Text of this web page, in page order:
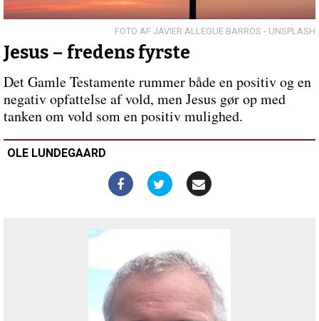
indlæg:
med
dem,
der
tænder
det
laveste
os
JAVIER ALLEGUE BARROS - UNSPLASH
Jesus – fredens fyrste
Det Gamle Testamente rummer både en positiv og en
negativ opfattelse af vold, men Jesus gør op med
tanken om vold som en positiv mulighed.
OLE LUNDEGAARD